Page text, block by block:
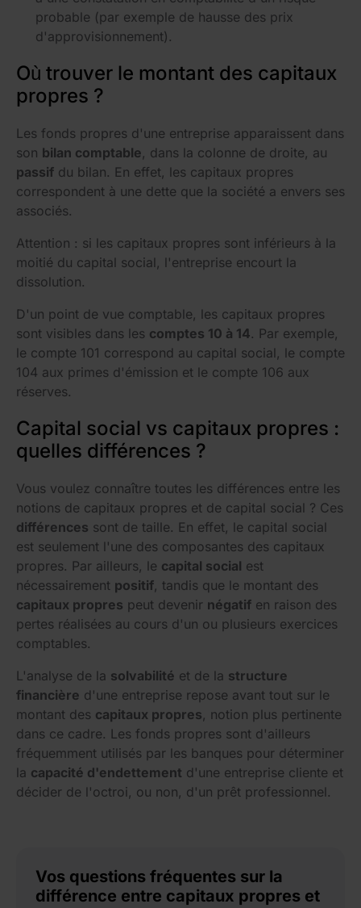
probable (par exemple de hausse des prix
d'approvisionnement).
Où trouver le montant des capitaux
propres ?
Les fonds propres d'une entreprise apparaissent dans
son bilan comptable, dans la colonne de droite, au
passif du bilan. En effet, les capitaux propres
correspondent à une dette que la société a envers ses
associés.
Attention : si les capitaux propres sont inférieurs à la
moitié du capital social, l'entreprise encourt la
dissolution.
D'un point de vue comptable, les capitaux propres
sont visibles dans les comptes 10 à 14. Par exemple,
le compte 101 correspond au capital social, le compte
104 aux primes d'émission et le compte 106 aux
réserves.
Capital social vs capitaux propres :
quelles différences ?
Vous voulez connaître toutes les différences entre les
notions de capitaux propres et de capital social ? Ces
différences sont de taille. En effet, le capital social
est seulement l'une des composantes des capitaux
propres. Par ailleurs, le capital social est
nécessairement positif, tandis que le montant des
capitaux propres peut devenir négatif en raison des
pertes réalisées au cours d'un ou plusieurs exercices
comptables.
L'analyse de la solvabilité et de la structure
financière d'une entreprise repose avant tout sur le
montant des capitaux propres, notion plus pertinente
dans ce cadre. Les fonds propres sont d'ailleurs
fréquemment utilisés par les banques pour déterminer
la capacité d'endettement d'une entreprise cliente et
décider de l'octroi, ou non, d'un prêt professionnel.
Vos questions fréquentes sur la
différence entre capitaux propres et